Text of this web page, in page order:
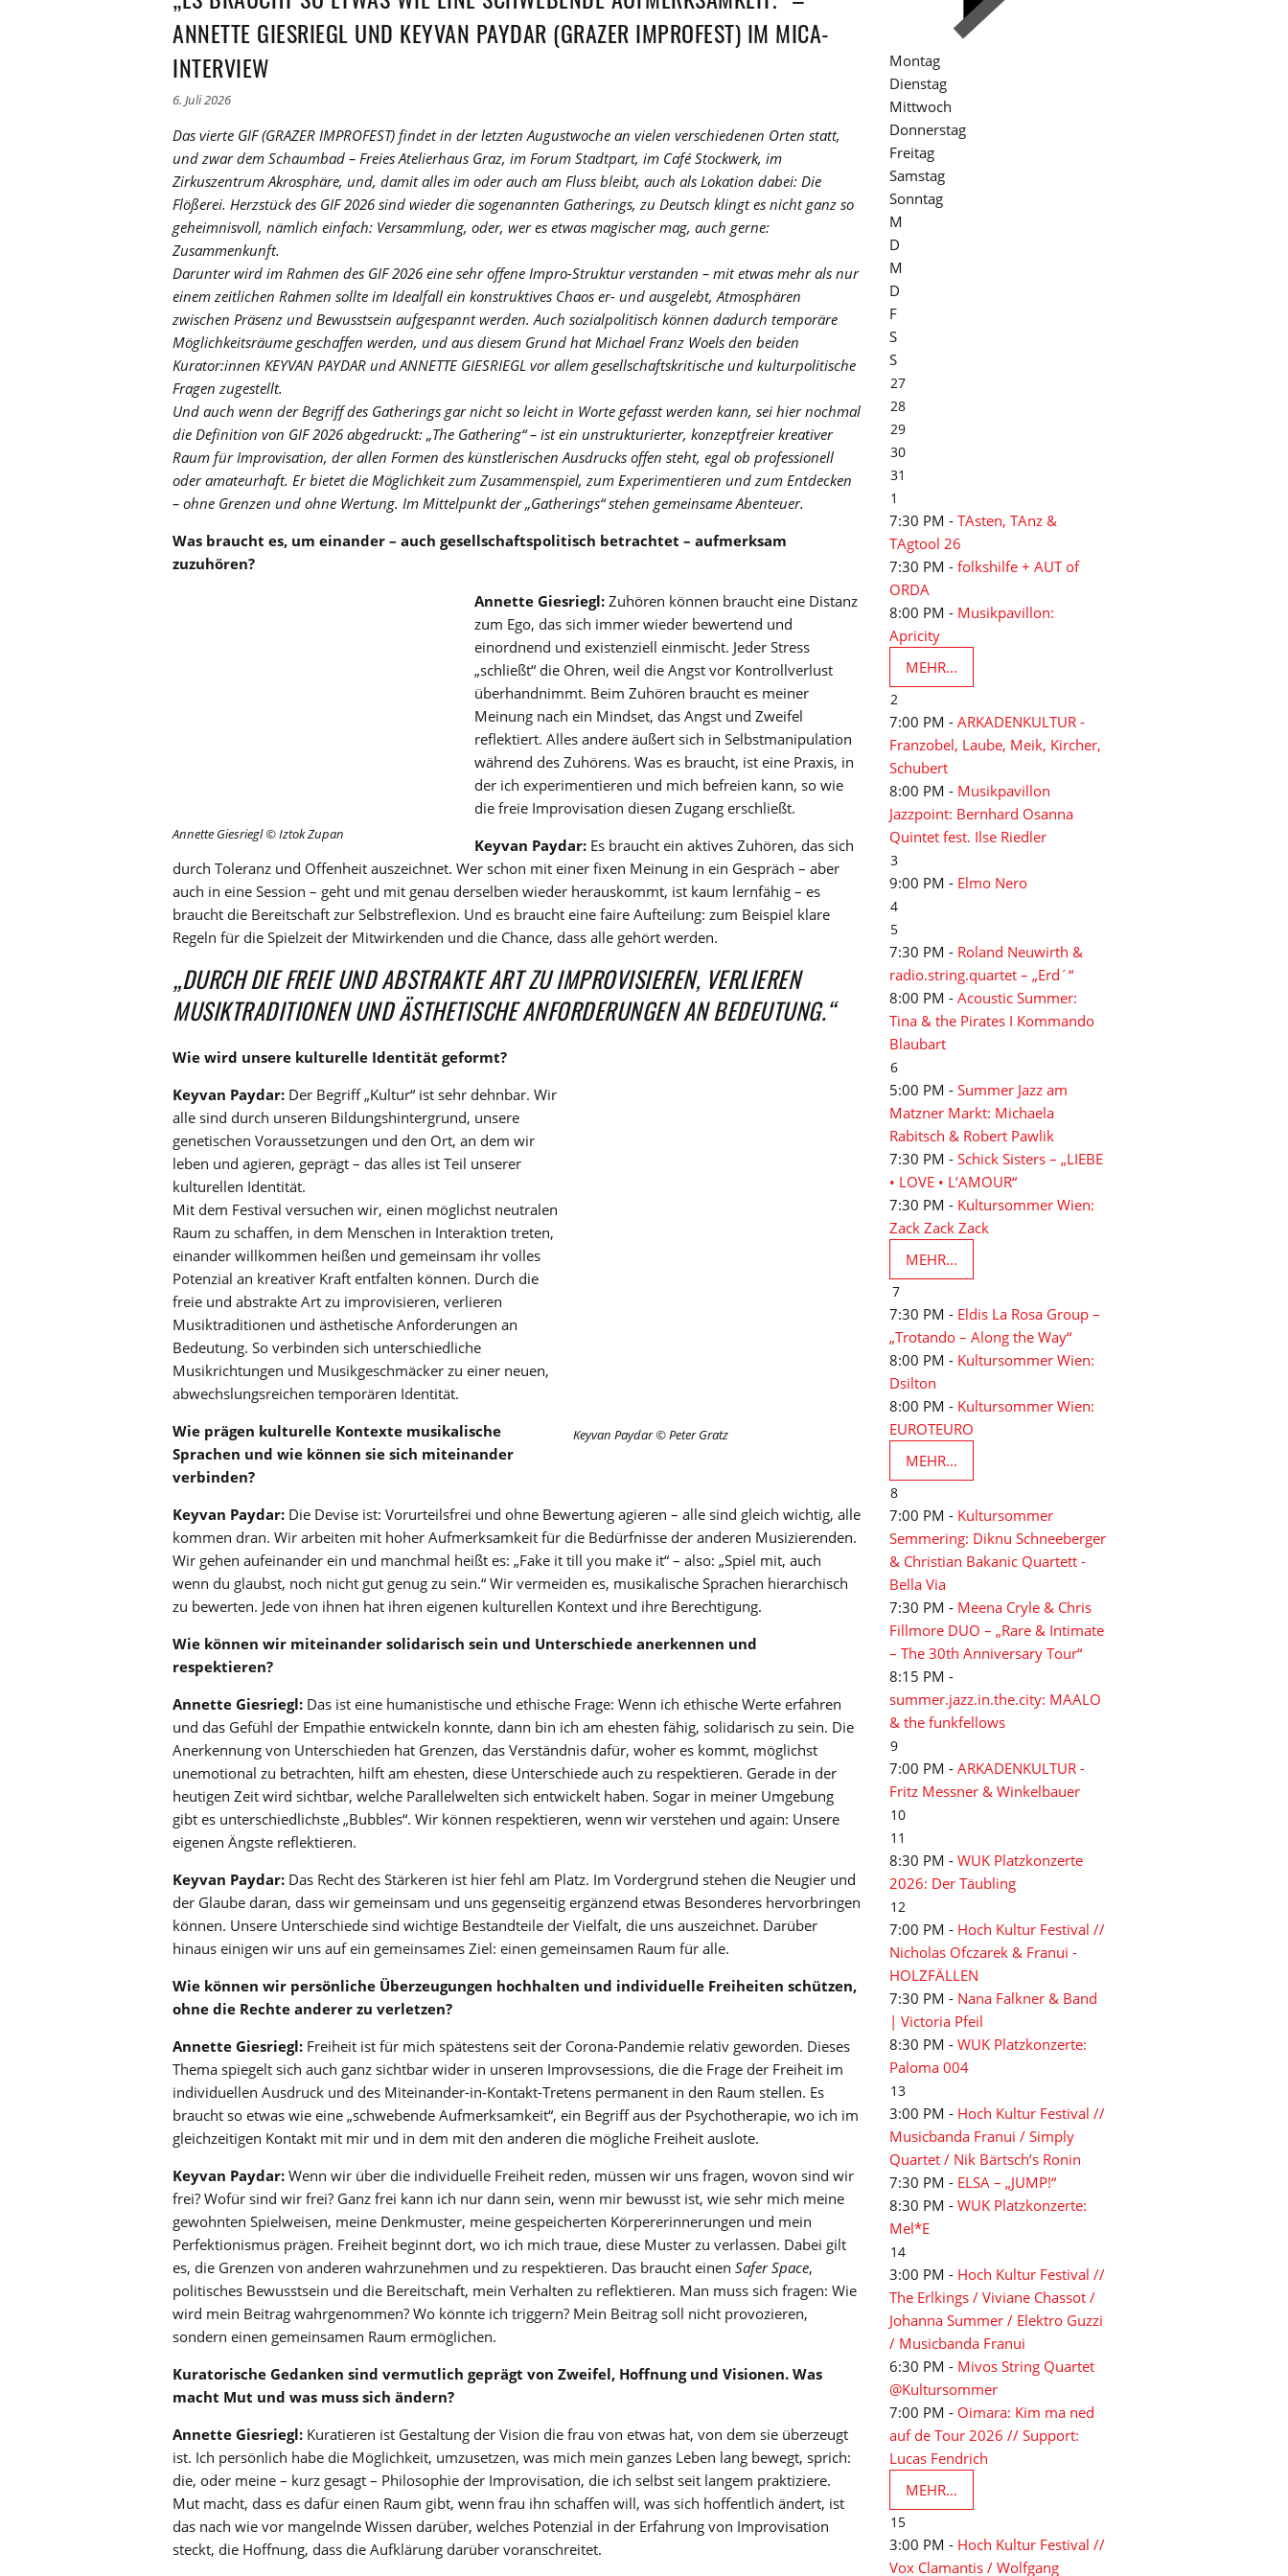
ANNETTE GIESRIEGL UND KEYVAN PAYDAR (GRAZER IMPROFEST) IM MICA-
INTERVIEW
6. Juli 2026
Das vierte GIF (GRAZER IMPROFEST) findet in der letzten Augustwoche an vielen verschiedenen Orten statt,
und zwar dem Schaumbad – Freies Atelierhaus Graz, im Forum Stadtpart, im Café Stockwerk, im
Zirkuszentrum Akrosphäre, und, damit alles im oder auch am Fluss bleibt, auch als Lokation dabei: Die
Flößerei. Herzstück des GIF 2026 sind wieder die sogenannten Gatherings, zu Deutsch klingt es nicht ganz so
geheimnisvoll, nämlich einfach: Versammlung, oder, wer es etwas magischer mag, auch gerne:
Zusammenkunft.
Darunter wird im Rahmen des GIF 2026 eine sehr offene Impro-Struktur verstanden – mit etwas mehr als nur
einem zeitlichen Rahmen sollte im Idealfall ein konstruktives Chaos er- und ausgelebt, Atmosphären
zwischen Präsenz und Bewusstsein aufgespannt werden. Auch sozialpolitisch können dadurch temporäre
Möglichkeitsräume geschaffen werden, und aus diesem Grund hat Michael Franz Woels den beiden
Kurator:innen KEYVAN PAYDAR und ANNETTE GIESRIEGL vor allem gesellschaftskritische und kulturpolitische
Fragen zugestellt.
Und auch wenn der Begriff des Gatherings gar nicht so leicht in Worte gefasst werden kann, sei hier nochmal
die Definition von GIF 2026 abgedruckt: „The Gathering“ – ist ein unstrukturierter, konzeptfreier kreativer
Raum für Improvisation, der allen Formen des künstlerischen Ausdrucks offen steht, egal ob professionell
oder amateurhaft. Er bietet die Möglichkeit zum Zusammenspiel, zum Experimentieren und zum Entdecken
– ohne Grenzen und ohne Wertung. Im Mittelpunkt der „Gatherings“ stehen gemeinsame Abenteuer.
Was braucht es, um einander – auch gesellschaftspolitisch betrachtet – aufmerksam
zuzuhören?
Annette Giesriegl © Iztok Zupan
Annette Giesriegl: Zuhören können braucht eine Distanz
zum Ego, das sich immer wieder bewertend und
einordnend und existenziell einmischt. Jeder Stress
„schließt“ die Ohren, weil die Angst vor Kontrollverlust
überhandnimmt. Beim Zuhören braucht es meiner
Meinung nach ein Mindset, das Angst und Zweifel
reflektiert. Alles andere äußert sich in Selbstmanipulation
während des Zuhörens. Was es braucht, ist eine Praxis, in
der ich experimentieren und mich befreien kann, so wie
die freie Improvisation diesen Zugang erschließt.
Keyvan Paydar: Es braucht ein aktives Zuhören, das sich
durch Toleranz und Offenheit auszeichnet. Wer schon mit einer fixen Meinung in ein Gespräch – aber
auch in eine Session – geht und mit genau derselben wieder herauskommt, ist kaum lernfähig – es
braucht die Bereitschaft zur Selbstreflexion. Und es braucht eine faire Aufteilung: zum Beispiel klare
Regeln für die Spielzeit der Mitwirkenden und die Chance, dass alle gehört werden.
„DURCH DIE FREIE UND ABSTRAKTE ART ZU IMPROVISIEREN, VERLIEREN
MUSIKTRADITIONEN UND ÄSTHETISCHE ANFORDERUNGEN AN BEDEUTUNG.“
Keyvan Paydar © Peter Gratz
Wie wird unsere kulturelle Identität geformt?
Keyvan Paydar: Der Begriff „Kultur“ ist sehr dehnbar. Wir
alle sind durch unseren Bildungshintergrund, unsere
genetischen Voraussetzungen und den Ort, an dem wir
leben und agieren, geprägt – das alles ist Teil unserer
kulturellen Identität.
Mit dem Festival versuchen wir, einen möglichst neutralen
Raum zu schaffen, in dem Menschen in Interaktion treten,
einander willkommen heißen und gemeinsam ihr volles
Potenzial an kreativer Kraft entfalten können. Durch die
freie und abstrakte Art zu improvisieren, verlieren
Musiktraditionen und ästhetische Anforderungen an
Bedeutung. So verbinden sich unterschiedliche
Musikrichtungen und Musikgeschmäcker zu einer neuen,
abwechslungsreichen temporären Identität.
Wie prägen kulturelle Kontexte musikalische
Sprachen und wie können sie sich miteinander
verbinden?
Keyvan Paydar: Die Devise ist: Vorurteilsfrei und ohne Bewertung agieren – alle sind gleich wichtig, alle
kommen dran. Wir arbeiten mit hoher Aufmerksamkeit für die Bedürfnisse der anderen Musizierenden.
Wir gehen aufeinander ein und manchmal heißt es: „Fake it till you make it“ – also: „Spiel mit, auch
wenn du glaubst, noch nicht gut genug zu sein.“ Wir vermeiden es, musikalische Sprachen hierarchisch
zu bewerten. Jede von ihnen hat ihren eigenen kulturellen Kontext und ihre Berechtigung.
Wie können wir miteinander solidarisch sein und Unterschiede anerkennen und
respektieren?
Annette Giesriegl: Das ist eine humanistische und ethische Frage: Wenn ich ethische Werte erfahren
und das Gefühl der Empathie entwickeln konnte, dann bin ich am ehesten fähig, solidarisch zu sein. Die
Anerkennung von Unterschieden hat Grenzen, das Verständnis dafür, woher es kommt, möglichst
unemotional zu betrachten, hilft am ehesten, diese Unterschiede auch zu respektieren. Gerade in der
heutigen Zeit wird sichtbar, welche Parallelwelten sich entwickelt haben. Sogar in meiner Umgebung
gibt es unterschiedlichste „Bubbles“. Wir können respektieren, wenn wir verstehen und again: Unsere
eigenen Ängste reflektieren.
Keyvan Paydar: Das Recht des Stärkeren ist hier fehl am Platz. Im Vordergrund stehen die Neugier und
der Glaube daran, dass wir gemeinsam und uns gegenseitig ergänzend etwas Besonderes hervorbringen
können. Unsere Unterschiede sind wichtige Bestandteile der Vielfalt, die uns auszeichnet. Darüber
hinaus einigen wir uns auf ein gemeinsames Ziel: einen gemeinsamen Raum für alle.
Wie können wir persönliche Überzeugungen hochhalten und individuelle Freiheiten schützen,
ohne die Rechte anderer zu verletzen?
Annette Giesriegl: Freiheit ist für mich spätestens seit der Corona-Pandemie relativ geworden. Dieses
Thema spiegelt sich auch ganz sichtbar wider in unseren Improvsessions, die die Frage der Freiheit im
individuellen Ausdruck und des Miteinander-in-Kontakt-Tretens permanent in den Raum stellen. Es
braucht so etwas wie eine „schwebende Aufmerksamkeit“, ein Begriff aus der Psychotherapie, wo ich im
gleichzeitigen Kontakt mit mir und in dem mit den anderen die mögliche Freiheit auslote.
Keyvan Paydar: Wenn wir über die individuelle Freiheit reden, müssen wir uns fragen, wovon sind wir
frei? Wofür sind wir frei? Ganz frei kann ich nur dann sein, wenn mir bewusst ist, wie sehr mich meine
gewohnten Spielweisen, meine Denkmuster, meine gespeicherten Körpererinnerungen und mein
Perfektionismus prägen. Freiheit beginnt dort, wo ich mich traue, diese Muster zu verlassen. Dabei gilt
es, die Grenzen von anderen wahrzunehmen und zu respektieren. Das braucht einen Safer Space,
politisches Bewusstsein und die Bereitschaft, mein Verhalten zu reflektieren. Man muss sich fragen: Wie
wird mein Beitrag wahrgenommen? Wo könnte ich triggern? Mein Beitrag soll nicht provozieren,
sondern einen gemeinsamen Raum ermöglichen.
Kuratorische Gedanken sind vermutlich geprägt von Zweifel, Hoffnung und Visionen. Was
macht Mut und was muss sich ändern?
Annette Giesriegl: Kuratieren ist Gestaltung der Vision die frau von etwas hat, von dem sie überzeugt
ist. Ich persönlich habe die Möglichkeit, umzusetzen, was mich mein ganzes Leben lang bewegt, sprich:
die, oder meine – kurz gesagt – Philosophie der Improvisation, die ich selbst seit langem praktiziere.
Mut macht, dass es dafür einen Raum gibt, wenn frau ihn schaffen will, was sich hoffentlich ändert, ist
das nach wie vor mangelnde Wissen darüber, welches Potenzial in der Erfahrung von Improvisation
steckt, die Hoffnung, dass die Aufklärung darüber voranschreitet.
Montag
Dienstag
Mittwoch
Donnerstag
Freitag
Samstag
Sonntag
M
D
M
D
F
S
S
27
28
29
30
31
1
7:30 PM - TAsten, TAnz &
TAgtool 26
7:30 PM - folkshilfe + AUT of
ORDA
8:00 PM - Musikpavillon:
Apricity
MEHR...
2
7:00 PM - ARKADENKULTUR -
Franzobel, Laube, Meik, Kircher,
Schubert
8:00 PM - Musikpavillon
Jazzpoint: Bernhard Osanna
Quintet fest. Ilse Riedler
3
9:00 PM - Elmo Nero
4
5
7:30 PM - Roland Neuwirth &
radio.string.quartet – „Erd´“
8:00 PM - Acoustic Summer:
Tina & the Pirates I Kommando
Blaubart
6
5:00 PM - Summer Jazz am
Matzner Markt: Michaela
Rabitsch & Robert Pawlik
7:30 PM - Schick Sisters – „LIEBE
• LOVE • L’AMOUR“
7:30 PM - Kultursommer Wien:
Zack Zack Zack
MEHR...
7
7:30 PM - Eldis La Rosa Group –
„Trotando – Along the Way“
8:00 PM - Kultursommer Wien:
Dsilton
8:00 PM - Kultursommer Wien:
EUROTEURO
MEHR...
8
7:00 PM - Kultursommer
Semmering: Diknu Schneeberger
& Christian Bakanic Quartett -
Bella Via
7:30 PM - Meena Cryle & Chris
Fillmore DUO – „Rare & Intimate
– The 30th Anniversary Tour“
8:15 PM -
summer.jazz.in.the.city: MAALO
& the funkfellows
9
7:00 PM - ARKADENKULTUR -
Fritz Messner & Winkelbauer
10
11
8:30 PM - WUK Platzkonzerte
2026: Der Täubling
12
7:00 PM - Hoch Kultur Festival //
Nicholas Ofczarek & Franui -
HOLZFÄLLEN
7:30 PM - Nana Falkner & Band
| Victoria Pfeil
8:30 PM - WUK Platzkonzerte:
Paloma 004
13
3:00 PM - Hoch Kultur Festival //
Musicbanda Franui / Simply
Quartet / Nik Bärtsch’s Ronin
7:30 PM - ELSA – „JUMP!“
8:30 PM - WUK Platzkonzerte:
Mel*E
14
3:00 PM - Hoch Kultur Festival //
The Erlkings / Viviane Chassot /
Johanna Summer / Elektro Guzzi
/ Musicbanda Franui
6:30 PM - Mivos String Quartet
@Kultursommer
7:00 PM - Oimara: Kim ma ned
auf de Tour 2026 // Support:
Lucas Fendrich
MEHR...
15
3:00 PM - Hoch Kultur Festival //
Vox Clamantis / Wolfgang